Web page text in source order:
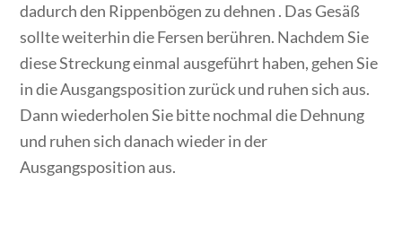
dadurch den Rippenbögen zu dehnen . Das Gesäß
sollte weiterhin die Fersen berühren. Nachdem Sie
diese Streckung einmal ausgeführt haben, gehen Sie
in die Ausgangsposition zurück und ruhen sich aus.
Dann wiederholen Sie bitte nochmal die Dehnung
und ruhen sich danach wieder in der
Ausgangsposition aus.